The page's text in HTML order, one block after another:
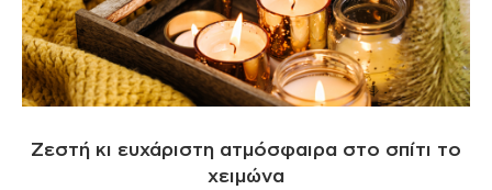
Ζεστή κι ευχάριστη ατμόσφαιρα στο σπίτι το
χειμώνα